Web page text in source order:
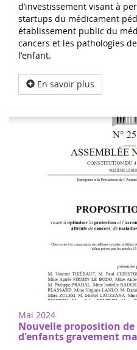
d’investissement visant à
startups du médicament
établissement public du
cancers et les pathologies
l'enfant.
En savoir plus
Mai 2024
Nouvelle proposition
d'enfants gravement